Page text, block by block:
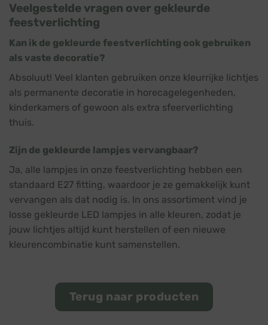
Veelgestelde vragen over gekleurde
feestverlichting
Kan ik de gekleurde feestverlichting ook gebruiken
als vaste decoratie?
Absoluut! Veel klanten gebruiken onze kleurrijke lichtjes
als permanente decoratie in horecagelegenheden,
kinderkamers of gewoon als extra sfeerverlichting
thuis.
Zijn de gekleurde lampjes vervangbaar?
Ja, alle lampjes in onze feestverlichting hebben een
standaard E27 fitting, waardoor je ze gemakkelijk kunt
vervangen als dat nodig is. In ons assortiment vind je
losse gekleurde LED lampjes in alle kleuren, zodat je
jouw lichtjes altijd kunt herstellen of een nieuwe
kleurencombinatie kunt samenstellen.
Terug naar producten